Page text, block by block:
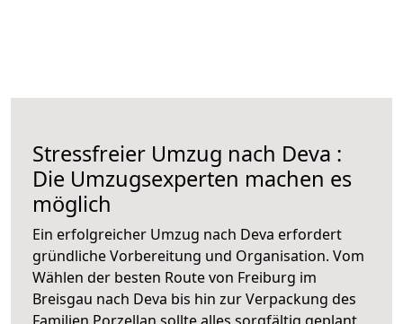
Stressfreier Umzug nach Deva :
Die Umzugsexperten machen es
möglich
Ein erfolgreicher Umzug nach Deva erfordert
gründliche Vorbereitung und Organisation. Vom
Wählen der besten Route von Freiburg im
Breisgau nach Deva bis hin zur Verpackung des